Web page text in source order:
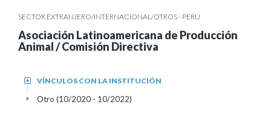
SECTOR EXTRANJERO/INTERNACIONAL/OTROS - PERÚ
Asociación Latinoamericana de Producción
Animal / Comisión Directiva
VÍNCULOS CON LA INSTITUCIÓN
+
Otro (10/2020 - 10/2022)
+